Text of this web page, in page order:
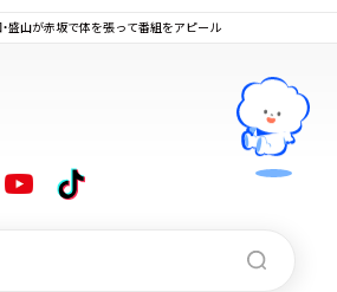
盛山が赤坂で体を張って番組をアピール